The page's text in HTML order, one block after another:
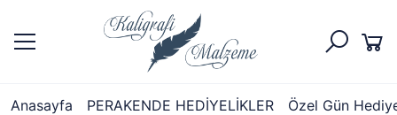
Anasayfa PERAKENDE HEDİYELİKLER Özel Gün